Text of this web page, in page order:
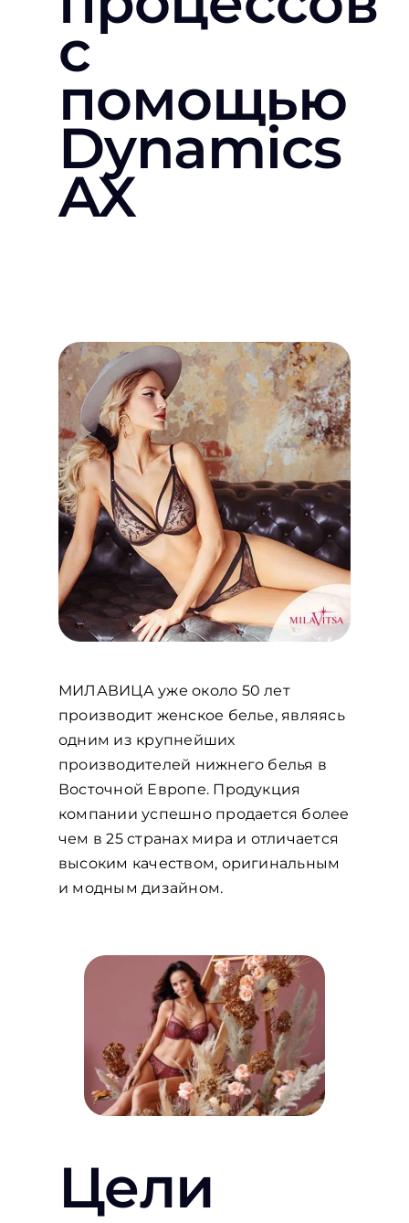
с
помощью
Dynamics
AX
МИЛАВИЦА уже около 50 лет
производит женское белье, являясь
одним из крупнейших
производителей нижнего белья в
Восточной Европе. Продукция
компании успешно продается более
чем в 25 странах мира и отличается
высоким качеством, оригинальным
и модным дизайном.
Цели